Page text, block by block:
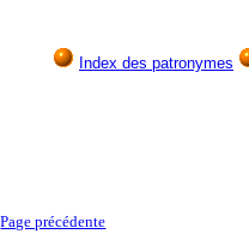
Index des patronymes
Page précédente